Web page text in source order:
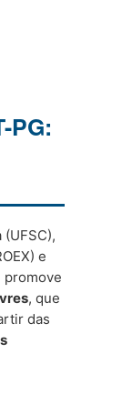
PG:
e
promove
, que
das